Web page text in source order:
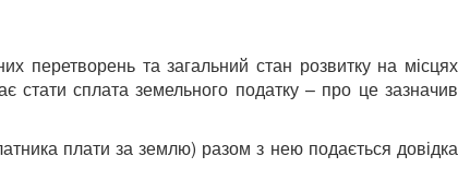
перетворень та загальний стан розвитку на місцях
стати сплата земельного податку – про це зазначив
плати за землю) разом з нею подається довідка